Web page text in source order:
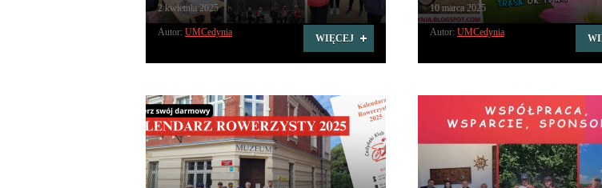
2 kwietnia 2025
WIĘCEJ
Autor: UMCedynia
10 marca 2025
Autor: UMCedynia